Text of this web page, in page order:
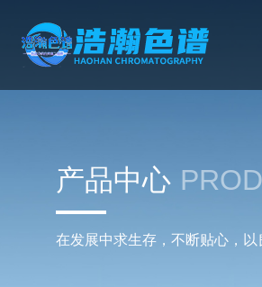
产品中心
在发展中求生存，不断贴心，